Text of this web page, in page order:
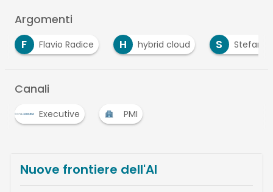
Argomenti
F
Flavio Radice H hybrid cloud S Stefano
Canali
Executive
PMI
Nuove frontiere dell'AI